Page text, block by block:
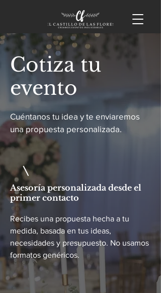
Cotiza tu
evento
Cuéntanos tu idea y te enviaremos
una propuesta personalizada.
Asesoría personalizada desde el
primer contacto
Recibes una propuesta hecha a tu
medida, basada en tus ideas,
necesidades y presupuesto. No usamos
formatos genéricos.